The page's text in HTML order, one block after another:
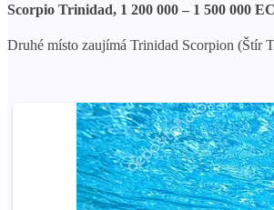
Scorpio Trinidad, 1 200 000 – 1 500 000
Druhé místo zaujímá Trinidad Scorpion (Štír